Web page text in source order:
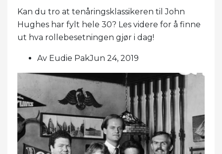
Kan du tro at tenåringsklassikeren til John
Hughes har fylt hele 30? Les videre for å finne
ut hva rollebesetningen gjør i dag!
Av Eudie PakJun 24, 2019